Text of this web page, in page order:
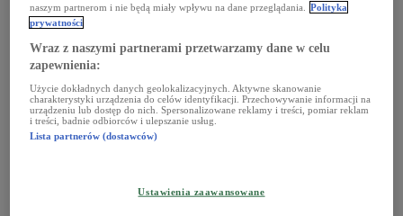
Charytatywny rajd dla dzieci
To już czwarta edycja akcji. Jej celem jest zbiórka
pieniędzy dla dzieci poszkodowanych w wypadkach
zebrać już 13 mln zł.
naszym partnerom i nie będą miały wpływu na dane przeglądania.
Polityka
prywatności
Wraz z naszymi partnerami przetwarzamy dane w celu
zapewnienia:
Użycie dokładnych danych geolokalizacyjnych. Aktywne skanowanie
charakterystyki urządzenia do celów identyfikacji. Przechowywanie informacji na
urządzeniu lub dostęp do nich. Spersonalizowane reklamy i treści, pomiar reklam
i treści, badnie odbiorców i ulepszanie usług.
Lista partnerów (dostawców)
Ustawienia zaawansowane